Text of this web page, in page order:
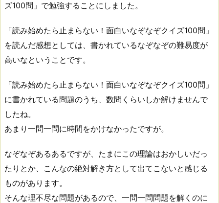
ズ100問」で勉強することにしました。
「読み始めたら止まらない！面白いなぞなぞクイズ100問」
を読んだ感想としては、書かれているなぞなぞの難易度が
高いなということです。
「読み始めたら止まらない！面白いなぞなぞクイズ100問」
に書かれている問題のうち、数問くらいしか解けませんで
したね。
あまり一問一問に時間をかけなかったですが。
なぞなぞあるあるですが、たまにこの理論はおかしいだっ
たりとか、こんなの絶対解き方として出てこないと感じる
ものがあります。
そんな理不尽な問題があるので、一問一問問題を解くのに